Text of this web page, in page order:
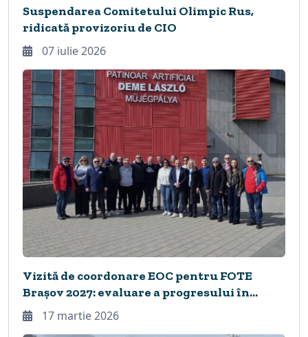
Suspendarea Comitetului Olimpic Rus,
ridicată provizoriu de CIO
07 iulie 2026
Vizită de coordonare EOC pentru FOTE
Brașov 2027: evaluare a progresului în
orașele gazdă
17 martie 2026